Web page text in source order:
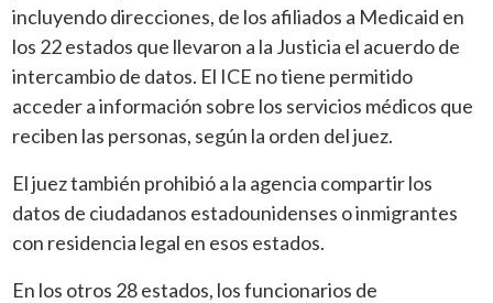
incluyendo direcciones, de los afiliados a Medicaid en
los 22 estados que llevaron a la Justicia el acuerdo de
intercambio de datos. El ICE no tiene permitido
acceder a información sobre los servicios médicos que
reciben las personas, según la orden del juez.
El juez también prohibió a la agencia compartir los
datos de ciudadanos estadounidenses o inmigrantes
con residencia legal en esos estados.
En los otros 28 estados, los funcionarios de